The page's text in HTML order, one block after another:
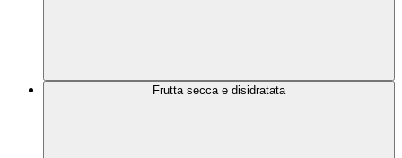
Frutta secca e disidratata